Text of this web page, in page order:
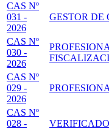
CAS Nº
031 -
2026
GESTOR DE
CAS Nº
030 -
2026
CAS Nº
029 -
2026
CAS Nº
028 -